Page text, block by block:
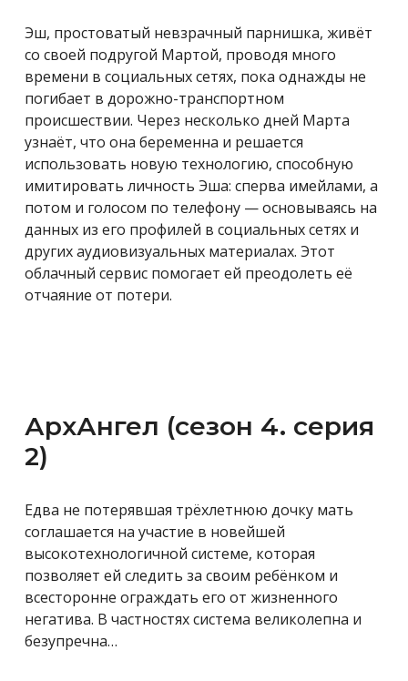
Эш, простоватый невзрачный парнишка, живёт
со своей подругой Мартой, проводя много
времени в социальных сетях, пока однажды не
погибает в дорожно-транспортном
происшествии. Через несколько дней Марта
узнаёт, что она беременна и решается
использовать новую технологию, способную
имитировать личность Эша: сперва имейлами, а
потом и голосом по телефону — основываясь на
данных из его профилей в социальных сетях и
других аудиовизуальных материалах. Этот
облачный сервис помогает ей преодолеть её
отчаяние от потери.
АрхАнгел (сезон 4. серия
2)
Едва не потерявшая трёхлетнюю дочку мать
соглашается на участие в новейшей
высокотехнологичной системе, которая
позволяет ей следить за своим ребёнком и
всесторонне ограждать его от жизненного
негатива. В частностях система великолепна и
безупречна…